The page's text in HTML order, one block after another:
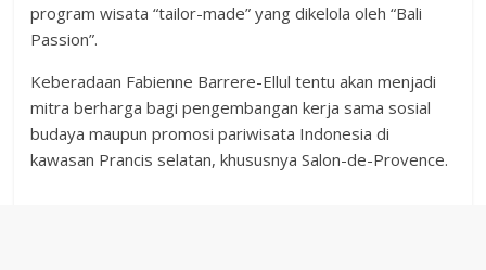
program wisata “tailor-made” yang dikelola oleh “Bali
Passion”.
Keberadaan Fabienne Barrere-Ellul tentu akan menjadi
mitra berharga bagi pengembangan kerja sama sosial
budaya maupun promosi pariwisata Indonesia di
kawasan Prancis selatan, khususnya Salon-de-Provence.